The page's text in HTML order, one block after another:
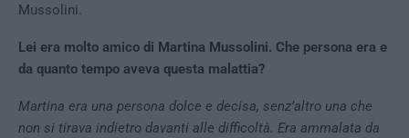
Mussolini.
Lei era molto amico di Martina Mussolini. Che persona era e
da quanto tempo aveva questa malattia?
Martina era una persona dolce e decisa, senz’altro una che
non si tirava indietro davanti alle difficoltà. Era ammalata da